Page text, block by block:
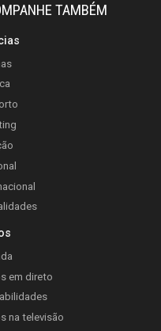
TAMBÉM
em direto
na televisão